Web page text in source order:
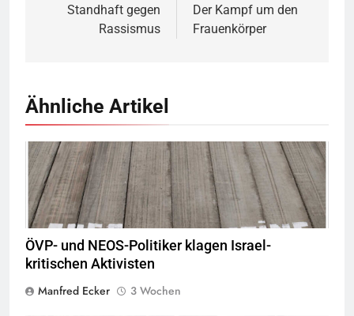
Standhaft gegen
Rassismus
Der Kampf um den
Frauenkörper
Ähnliche Artikel
Montecruz Foto flickr, Quelle © CC BY-SA 2.0
ÖVP- und NEOS-Politiker klagen Israel-
kritischen Aktivisten
Manfred Ecker
3 Wochen